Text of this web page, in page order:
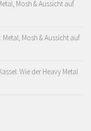
Mosh & Aussicht auf
Metal, Mosh & Aussicht auf
Wie der Heavy Metal